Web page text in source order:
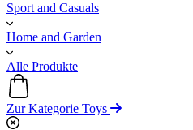
Sport and Casuals
Home and Garden
Alle Produkte
Zur Kategorie Toys